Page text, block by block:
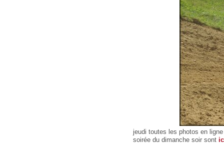
jeudi toutes les photos en
soirée du dimanche soir sont